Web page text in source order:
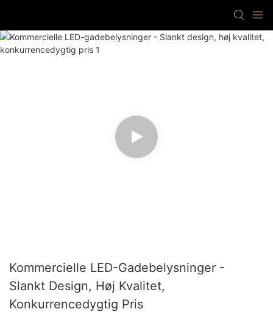
Kommercielle LED-Gadebelysninger -
Slankt Design, Høj Kvalitet,
Konkurrencedygtig Pris